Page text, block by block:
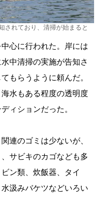
されており、清掃が始まると
心に行われた。岸には
中清掃の実施が告知さ
もらうように頼んだ。
水もある程度の透明度
ィションだった。
連のゴミは少ないが、
サビキのカゴなども多
ン類、炊飯器、タイ
汲みバケツなどいろい